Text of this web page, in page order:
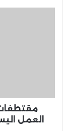
مقتطفات
العمل